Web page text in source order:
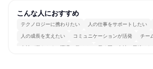
こんな人におすすめ
テクノロジーに携わりたい 人の仕事をサポートしたい
人の成長を支えたい コミュニケーションが活発 チー
女性が働きやすい環境で働ける 長く同じ会社に居続けら